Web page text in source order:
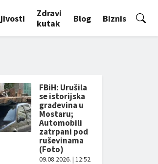
Zdravi
kutak
Blog Biznis
FBiH: Urušila
se istorijska
građevina u
Mostaru;
Automobili
zatrpani pod
ruševinama
(Foto)
09.08.2026. | 12:52